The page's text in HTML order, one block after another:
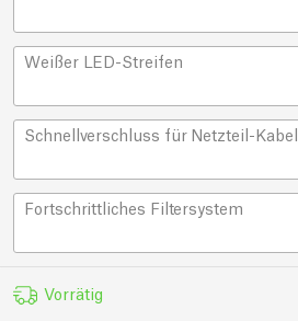
Weißer LED-Streifen
Schnellverschluss für Netzteil-Kabel
Fortschrittliches Filtersystem
Vorrätig